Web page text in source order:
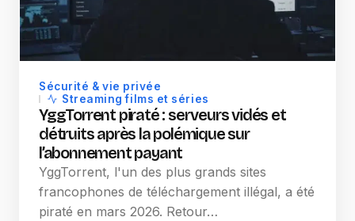
Sécurité & vie privée
Streaming films et séries
YggTorrent piraté : serveurs vidés et
détruits après la polémique sur
l’abonnement payant
YggTorrent, l'un des plus grands sites
francophones de téléchargement illégal, a été
piraté en mars 2026. Retour…